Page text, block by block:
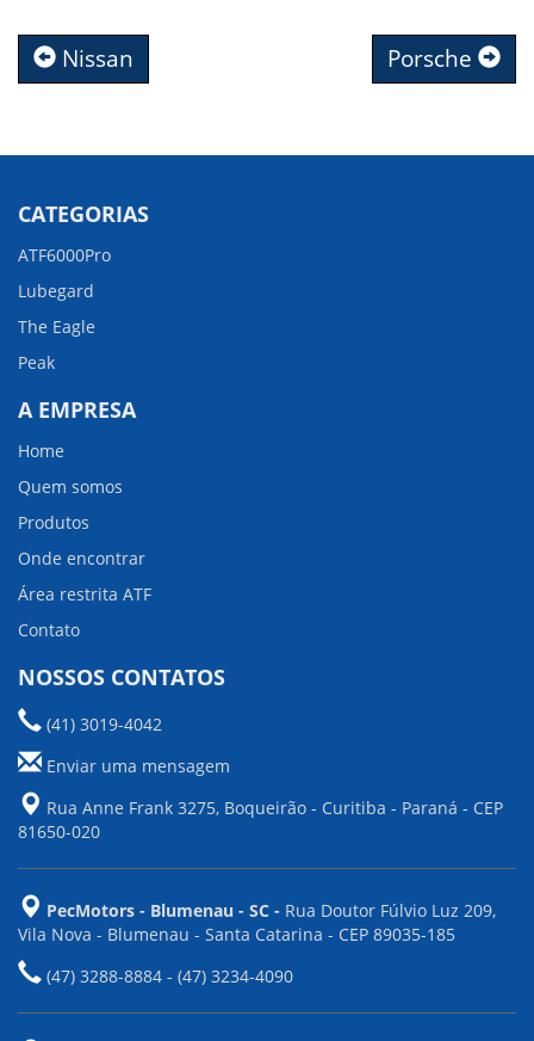
Nissan Porsche
CATEGORIAS
ATF6000Pro
Lubegard
The Eagle
Peak
A EMPRESA
Home
Quem somos
Produtos
Onde encontrar
Área restrita ATF
Contato
NOSSOS CONTATOS
(41) 3019-4042
Enviar uma mensagem
Rua Anne Frank 3275, Boqueirão - Curitiba - Paraná - CEP
81650-020
PecMotors - Blumenau - SC - Rua Doutor Fúlvio Luz 209,
Vila Nova - Blumenau - Santa Catarina - CEP 89035-185
(47) 3288-8884 - (47) 3234-4090